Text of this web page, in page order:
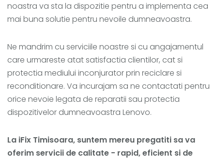
noastra va sta la dispozitie pentru a implementa cea
mai buna solutie pentru nevoile dumneavoastra.
Ne mandrim cu serviciile noastre si cu angajamentul
care urmareste atat satisfactia clientilor, cat si
protectia mediului inconjurator prin reciclare si
reconditionare. Va incurajam sa ne contactati pentru
orice nevoie legata de reparatii sau protectia
dispozitivelor dumneavoastra Lenovo.
La iFix Timisoara, suntem mereu pregatiti sa va
oferim servicii de calitate - rapid, eficient si de